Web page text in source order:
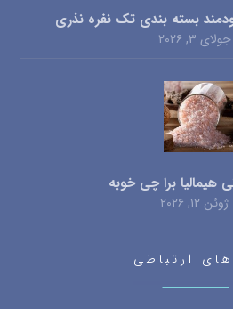
بسته بندی تک نفره نذری
جولای ۳, ۲۰۲۶
برا چی خوبه
ژوئن ۱۲, ۲۰۲۶
های ارتباطی